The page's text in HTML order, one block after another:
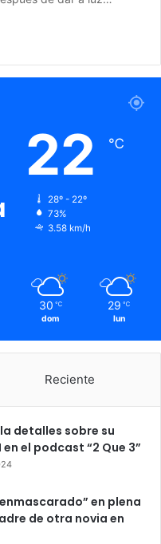
22 ℃
28º - 22º
73%
3.58 km/h
30 ℃
dom
29 ℃
lun
Reciente
detalles sobre su
en el podcast “2 Que 3”
en plena
de otra novia en